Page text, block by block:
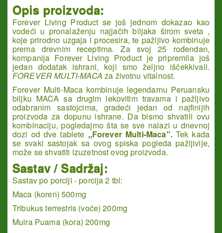
Opis proizvoda:
Forever Living Product se još jednom dokazao kao
vodeći u pronalaženju najjačih biljaka širom sveta ,
koje prirodno uzgaja i procesira, te pažljivo kombinuje
prema drevnim receptima. Za svoj 25 rođendan,
kompanija Forever Living Product je pripremila još
jedan dodatak ishrani, koji smo željno iščekkivali.
FOREVER MULTI-MACA za životnu vitalnost.
Forever Multi-Maca kombinuje legendarnu Peruansku
biljku MACA sa drugim lekovitim travama i pažljivo
odabranim sastojcima, gradeći jedan od najfinijih
proizvoda za dopunu ishrane. Da bismo shvatili ovu
kombinaciju, pogledajmo šta se sve nalazi u dnevnoj
dozi od dve tablete ,,Forever Multi-Maca". Tek kada
se svaki sastojak sa ovog spiska pogleda pažljivije,
može se shvatiti izuzetnost ovog proizvoda.
Sastav / Sadržaj:
Sastav po porciji - porcija 2 tbl:
Maca (koren) 500mg
Tribukus terrestris (voće) 200mg
Muira Puama (kora) 200mg